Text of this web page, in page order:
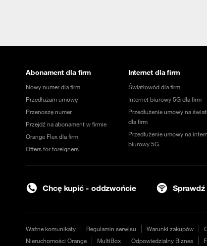
Abonament dla firm
Nowy numer dla firm
Przedłużam umowę
Przenoszę numer
Przejdź na abonament w firmie
Orange Flex dla firm
Offers for foreigners
Internet dla firm
Światłowód dla firm
Internet biurowy 5G dla firm
Przedłużenie umowy na
dla firm
Przedłużenie umowy na
biurowy 5G
Chcę kupić - oddzwońcie
Ważne komunikaty Regulamin serwisu Warunki zakupów
Nieruchomości Orange
MultiBox Odpowiedzialny Biznes